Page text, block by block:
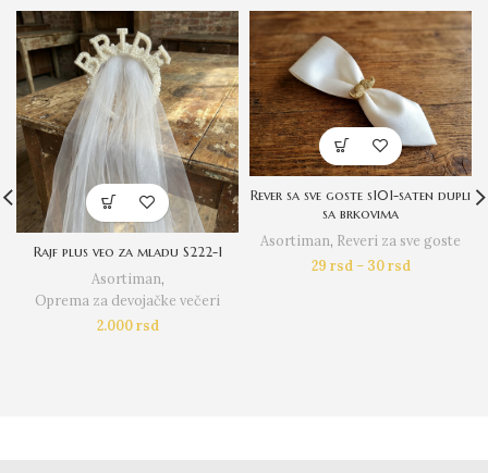
Rajf plus veo za mladu S222-1
Asortiman,
Oprema za devojačke večeri
2.000rsd
Rever sa sve goste s101-saten dupli
sa brkovima
Asortiman, Reveri za sve goste
29 rsd – 30rsd